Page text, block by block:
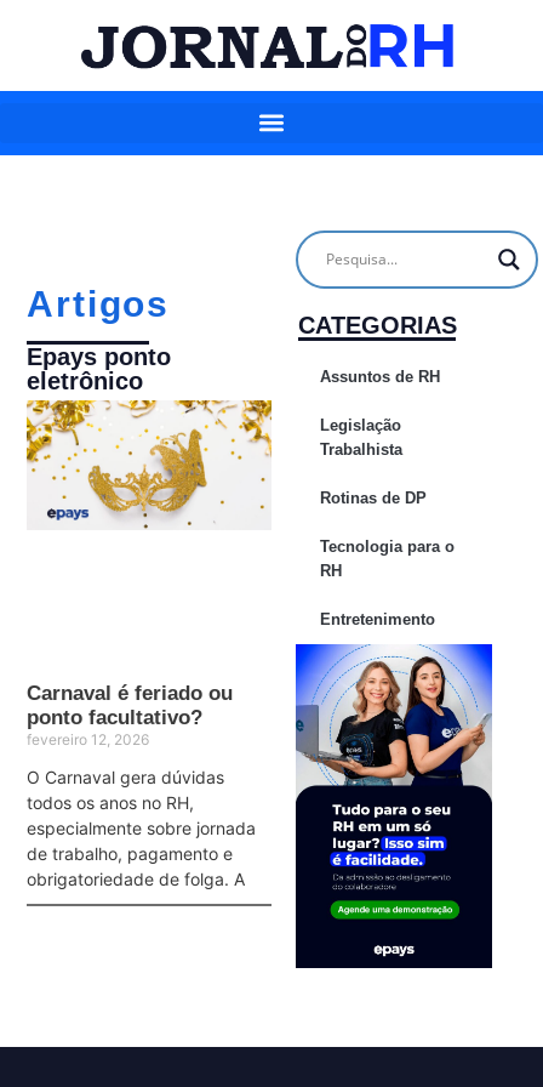
Artigos
Epays ponto
eletrônico
Carnaval é feriado ou
ponto facultativo?
fevereiro 12, 2026
O Carnaval gera dúvidas
todos os anos no RH,
especialmente sobre jornada
de trabalho, pagamento e
obrigatoriedade de folga. A
CATEGORIAS
Assuntos de RH
Legislação
Trabalhista
Rotinas de DP
Tecnologia para o
RH
Entretenimento